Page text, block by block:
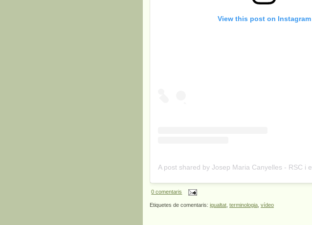
View this post on Instagram
0 comentaris
Etiquetes de comentaris: igualtat terminologia vídeo